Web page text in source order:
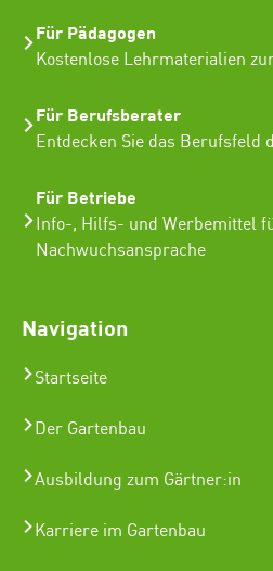
Für Pädagogen
Kostenlose Lehrmaterialien
Für Berufsberater
Entdecken Sie das Berufsfeld
Für Betriebe
Info-, Hilfs- und Werbemittel
Nachwuchsansprache
Navigation
Startseite
Der Gartenbau
Ausbildung zum Gärtner:in
Karriere im Gartenbau